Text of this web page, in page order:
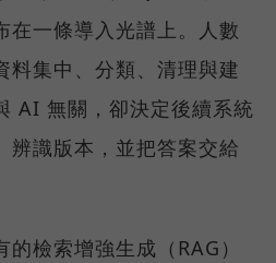
在一條導入光譜上。人數
料集中、分類、清理與建
AI 無關，卻決定後續系統
辨識版本，並把答案交給
檢索增強生成（RAG）